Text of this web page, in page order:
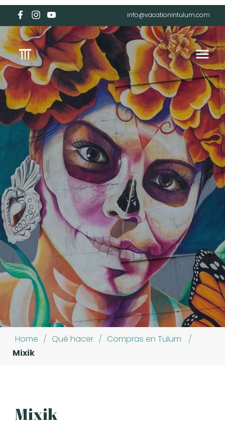
info@vacationintulum.com
Home / Qué hacer / Compras en Tulum
/
Mixik
Mixik